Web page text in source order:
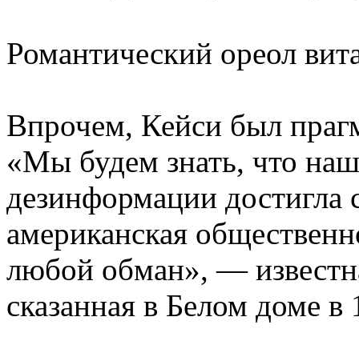
Романтический ореол
Впрочем, Кейси был
«Мы будем знать, что
дезинформации достигла
американская
любой обман», —
сказанная в Белом доме в